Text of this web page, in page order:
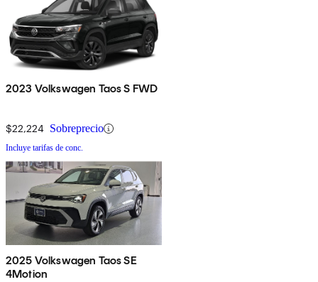
2023 Volkswagen Taos S FWD
$22,224 Sobreprecio
Incluye tarifas de conc.
2025 Volkswagen Taos SE
4Motion